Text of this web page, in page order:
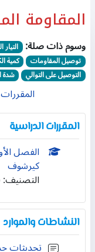
المقاومة
وسوم ذات صلة:
توصيل المقاومات
كمية
التوصيل على التوالي
شدة
المقررات الدراسية
الفصل
كيرشوف
التصنيف:
النشاطات والموارد
تحديثات